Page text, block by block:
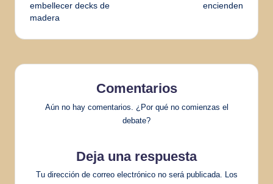
entradas
embellecer decks de
madera
encienden
Comentarios
Aún no hay comentarios. ¿Por qué no comienzas el
debate?
Deja una respuesta
Tu dirección de correo electrónico no será publicada. Los